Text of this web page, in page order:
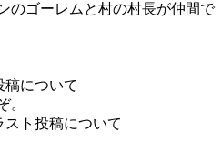
のゴーレムと村の村長が仲間で
稿について
。
ト投稿について